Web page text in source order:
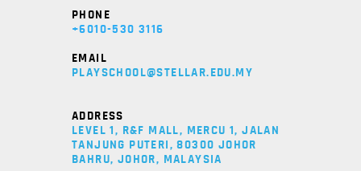
PHONE
+6010-530 3116
EMAIL
PLAYSCHOOL@STELLAR.EDU.MY
ADDRESS
LEVEL 1, R&F MALL, MERCU 1, JALAN
TANJUNG PUTERI, 80300 JOHOR
BAHRU, JOHOR, MALAYSIA